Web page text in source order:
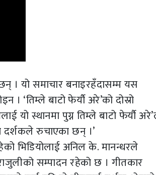
। यो समाचार बनाइरहँदासम्म यस
‘तिम्ले बाटो फेर्यौ अरे’को दोस्रो
यो स्थानमा पुग्न तिम्ले बाटो फेर्यौ
दर्शकले रुचाएका छन् ।’
भिडियोलाई अनिल के. मानन्धरले
सम्पादन रहेको छ । गीतकार